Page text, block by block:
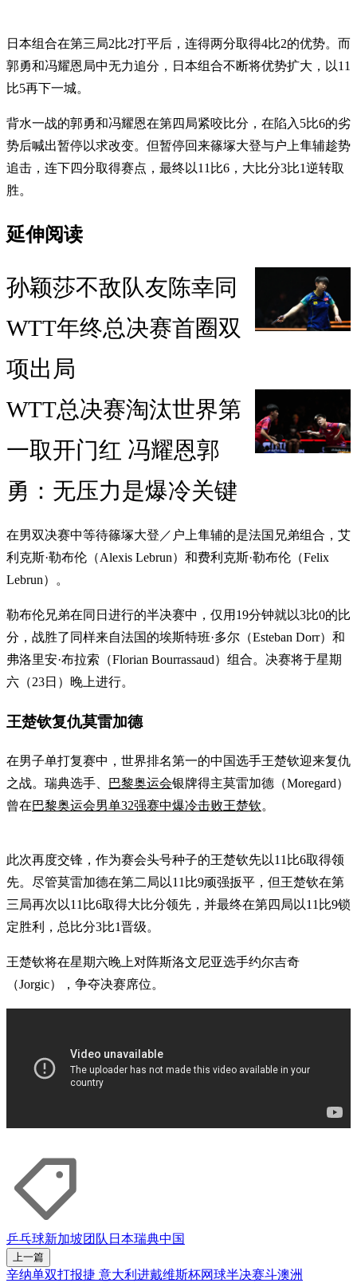
日本组合在第三局2比2打平后，连得两分取得4比2的优势。而
郭勇和冯耀恩局中无力追分，日本组合不断将优势扩大，以11
比5再下一城。
背水一战的郭勇和冯耀恩在第四局紧咬比分，在陷入5比6的劣
势后喊出暂停以求改变。但暂停回来篠塚大登与户上隼辅趁势
追击，连下四分取得赛点，最终以11比6，大比分3比1逆转取
胜。
延伸阅读
孙颖莎不敌队友陈幸同
WTT年终总决赛首圈双
项出局
WTT总决赛淘汰世界第
一取开门红 冯耀恩郭
勇：无压力是爆冷关键
在男双决赛中等待篠塚大登／户上隼辅的是法国兄弟组合，艾
利克斯·勒布伦（Alexis Lebrun）和费利克斯·勒布伦（Felix
Lebrun）。
勒布伦兄弟在同日进行的半决赛中，仅用19分钟就以3比0的比
分，战胜了同样来自法国的埃斯特班·多尔（Esteban Dorr）和
弗洛里安·布拉索（Florian Bourrassaud）组合。决赛将于星期
六（23日）晚上进行。
王楚钦复仇莫雷加德
在男子单打复赛中，世界排名第一的中国选手王楚钦迎来复仇
之战。瑞典选手、
巴黎奥运会银牌得主莫雷加德（Moregard）
曾在巴黎奥运会男单32强赛中爆冷击败王楚钦。
此次再度交锋，作为赛会头号种子的王楚钦先以11比6取得领
先。尽管莫雷加德在第二局以11比9顽强扳平，但王楚钦在第
三局再次以11比6取得大比分领先，并最终在第四局以11比9锁
定胜利，总比分3比1晋级。
王楚钦将在星期六晚上对阵斯洛文尼亚选手约尔吉奇
（Jorgic），争夺决赛席位。
乒乓球新加坡团队 日本瑞典中国
上一篇
辛纳单双打报捷 意大利进戴维斯杯网球半决赛斗澳洲